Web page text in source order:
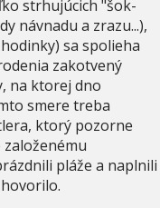
strhujúcich "šok-
návnadu a zrazu...),
sa spolieha
zakotvený
na ktorej dno
smere treba
ktorý pozorne
pláže a naplnili